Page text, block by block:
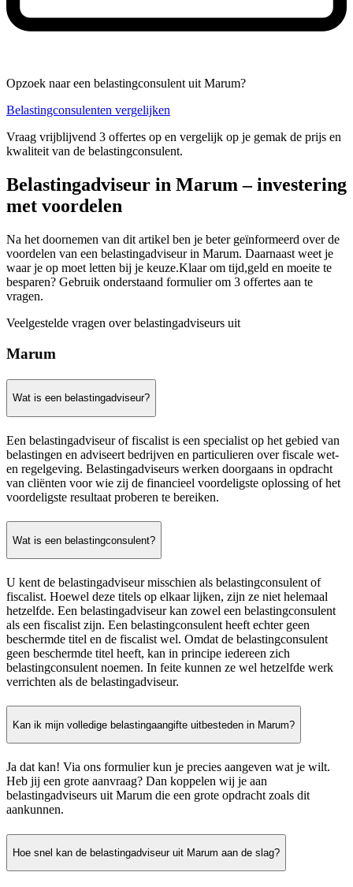
Opzoek naar een belastingconsulent uit Marum?
Belastingconsulenten vergelijken
Vraag vrijblijvend 3 offertes op en vergelijk op je gemak de prijs en
kwaliteit van de belastingconsulent.
Belastingadviseur in Marum – investering
met voordelen
Na het doornemen van dit artikel ben je beter geïnformeerd over de
voordelen van een belastingadviseur in Marum. Daarnaast weet je
waar je op moet letten bij je keuze.Klaar om tijd,geld en moeite te
besparen? Gebruik onderstaand formulier om 3 offertes aan te
vragen.
Veelgestelde vragen over belastingadviseurs uit
Marum
Wat is een belastingadviseur?
Een belastingadviseur of fiscalist is een specialist op het gebied van
belastingen en adviseert bedrijven en particulieren over fiscale wet-
en regelgeving. Belastingadviseurs werken doorgaans in opdracht
van cliënten voor wie zij de financieel voordeligste oplossing of het
voordeligste resultaat proberen te bereiken.
Wat is een belastingconsulent?
U kent de belastingadviseur misschien als belastingconsulent of
fiscalist. Hoewel deze titels op elkaar lijken, zijn ze niet helemaal
hetzelfde. Een belastingadviseur kan zowel een belastingconsulent
als een fiscalist zijn. Een belastingconsulent heeft echter geen
beschermde titel en de fiscalist wel. Omdat de belastingconsulent
geen beschermde titel heeft, kan in principe iedereen zich
belastingconsulent noemen. In feite kunnen ze wel hetzelfde werk
verrichten als de belastingadviseur.
Kan ik mijn volledige belastingaangifte uitbesteden in Marum?
Ja dat kan! Via ons formulier kun je precies aangeven wat je wilt.
Heb jij een grote aanvraag? Dan koppelen wij je aan
belastingadviseurs uit Marum die een grote opdracht zoals dit
aankunnen.
Hoe snel kan de belastingadviseur uit Marum aan de slag?